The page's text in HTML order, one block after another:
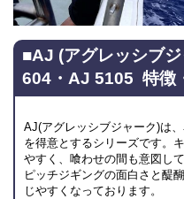
■AJ (アグレッシブ
604・AJ 5105 特徴
AJ(アグレッシブジャーク)は
を得意とするシリーズです。
やすく、喰わせの間も意図し
ピッチジギングの面白さと醍
じやすくなっております。